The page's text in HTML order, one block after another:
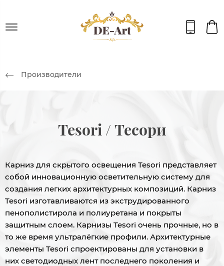
Производители
Tesori / Тесори
Карниз для скрытого освещения Tesori представляет
собой инновационную осветительную систему для
создания легких архитектурных композиций. Карниз
Tesori изготавливаются из экструдированного
пенополистирола и полиуретана и покрыты
защитным слоем. Карнизы Tesori очень прочные, но в
то же время ультралёгкие профили. Архитектурные
элементы Tesori спроектированы для установки в
них светодиодных лент последнего поколения и